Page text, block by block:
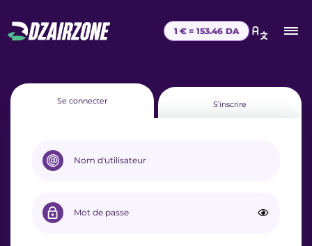
1 € = 153.46 DA
Se connecter S'inscrire